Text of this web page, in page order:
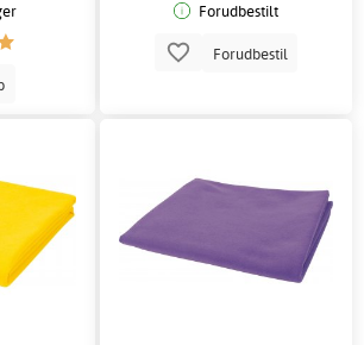
Forudbestilt
Forudbestil